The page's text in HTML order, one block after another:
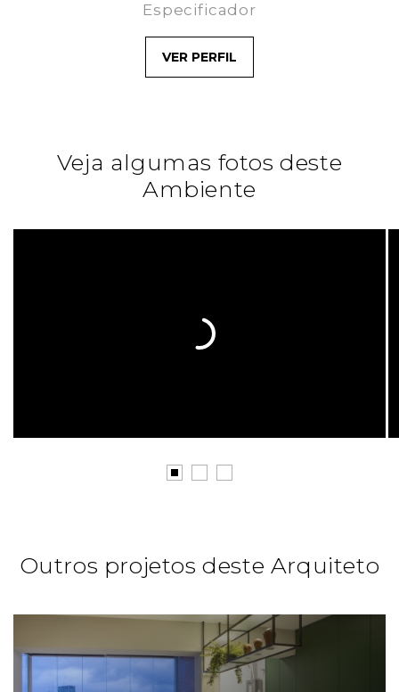
Especificador
VER PERFIL
Veja algumas fotos deste
Ambiente
Outros projetos deste Arquiteto
Felipe Torelli